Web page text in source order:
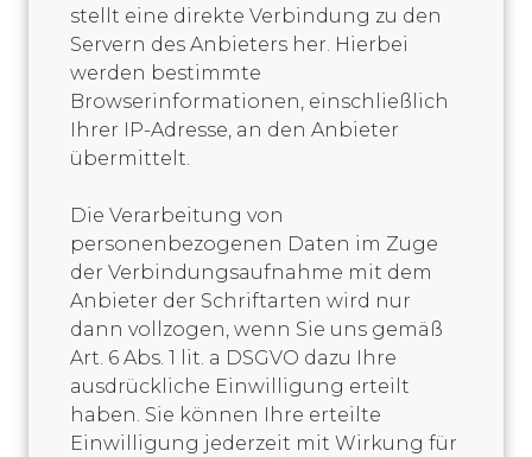
stellt eine direkte Verbindung zu den
Servern des Anbieters her. Hierbei
werden bestimmte
Browserinformationen, einschließlich
Ihrer IP-Adresse, an den Anbieter
übermittelt.
Die Verarbeitung von
personenbezogenen Daten im Zuge
der Verbindungsaufnahme mit dem
Anbieter der Schriftarten wird nur
dann vollzogen, wenn Sie uns gemäß
Art. 6 Abs. 1 lit. a DSGVO dazu Ihre
ausdrückliche Einwilligung erteilt
haben. Sie können Ihre erteilte
Einwilligung jederzeit mit Wirkung für